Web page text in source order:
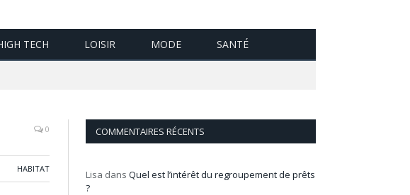
TECH LOISIR MODE SANTÉ
0
HABITAT
COMMENTAIRES RÉCENTS
Lisa dans Quel est l’intérêt du regroupement de prêts
?